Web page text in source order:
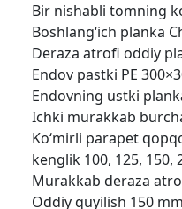
Bir nishabli tomning
Boshlang‘ich planka
Deraza atrofi oddiy
Endov pastki PE
Endovning ustki
Ichki murakkab
Ko‘mirli parapet
kenglik 100, 125, 150,
Murakkab deraza
Oddiy quyilish 150 mm